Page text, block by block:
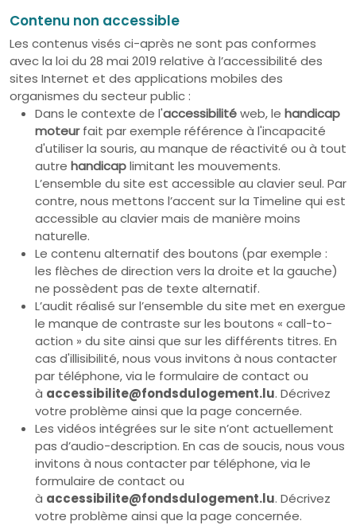
Contenu non accessible
Les contenus visés ci-après ne sont pas conformes
avec la loi du 28 mai 2019 relative à l’accessibilité des
sites Internet et des applications mobiles des
organismes du secteur public :
Dans le contexte de l'accessibilitéweb, le handicap
moteurfait par exemple référence à l'incapacité
d'utiliser la souris, au manque de réactivité ou à tout
autre handicaplimitant les mouvements.
L’ensemble du site est accessible au clavier seul. Par
contre, nous mettons l’accent sur la Timeline qui est
accessible au clavier mais de manière moins
naturelle.
Le contenu alternatif des boutons (par exemple :
les flèches de direction vers la droite et la gauche)
ne possèdent pas de texte alternatif.
L’audit réalisé sur l’ensemble du site met en exergue
le manque de contraste sur les boutons « call-to-
action » du site ainsi que sur les différents titres. En
cas d'illisibilité, nous vous invitons à nous contacter
par téléphone, via le formulaire de contact ou
à accessibilite@fondsdulogement.lu. Décrivez
votre problème ainsi que la page concernée.
Les vidéos intégrées sur le site n’ont actuellement
pas d’audio-description. En cas de soucis, nous vous
invitons à nous contacter par téléphone, via le
formulaire de contact ou
à accessibilite@fondsdulogement.lu. Décrivez
votre problème ainsi que la page concernée.